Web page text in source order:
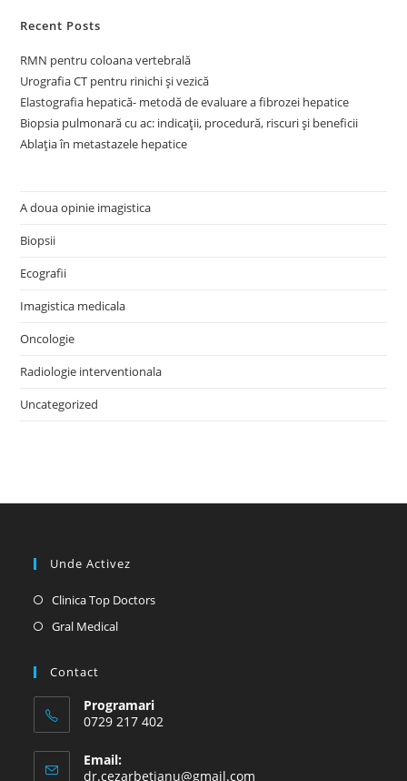
Recent Posts
RMN pentru coloana vertebrală
Urografia CT pentru rinichi și vezică
Elastografia hepatică- metodă de evaluare a fibrozei hepatice
Biopsia pulmonară cu ac: indicații, procedură, riscuri și beneficii
Ablația în metastazele hepatice
A doua opinie imagistica
Biopsii
Ecografii
Imagistica medicala
Oncologie
Radiologie interventionala
Uncategorized
Unde Activez
Clinica Top DoctorsOpens
Gral MedicalOpens
tab
Contact
Programari
0729 217 402
Email:
dr.cezarbetianu@gmail.com